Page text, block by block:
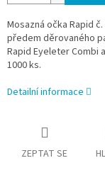
Mosazná očka Rapid
předem děrovaného
Rapid Eyeleter Combi
1000 ks.
Detailní informace
ZEPTAT SE